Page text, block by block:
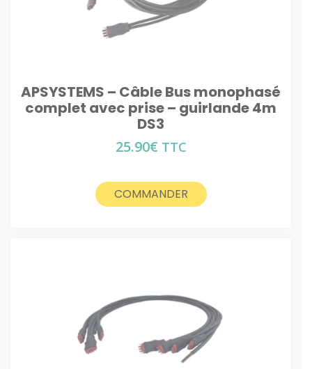
APSYSTEMS – Câble Bus monophasé
complet avec prise – guirlande 4m
DS3
25.90€ TTC
COMMANDER